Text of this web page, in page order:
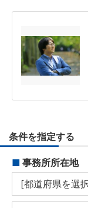
条件を指定する
■ 事務所所在地